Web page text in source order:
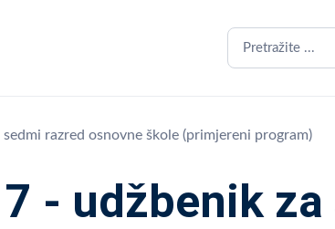
sedmi razred osnovne škole (primjereni program)
7 - udžbenik